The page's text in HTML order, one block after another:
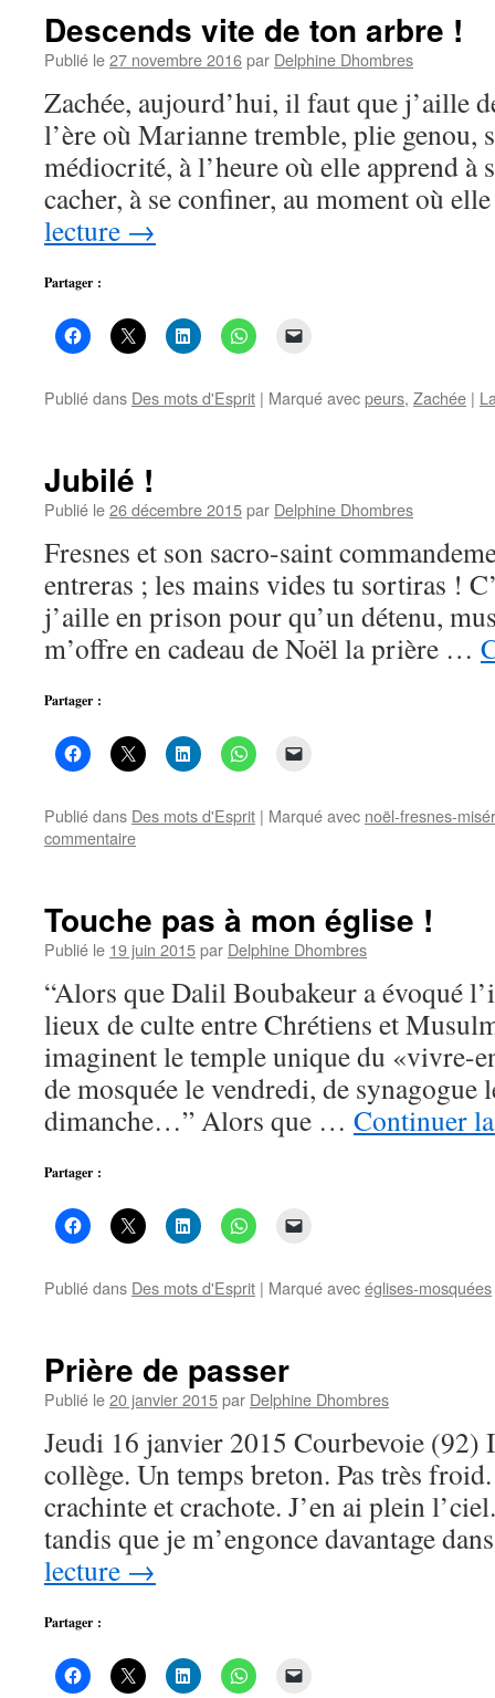
Descends vite de ton arbre !
Publié le27 novembre 2016par Delphine Dhombres
Zachée, aujourd’hui, il faut que j’aille
l’ère où Marianne tremble, plie genou,
médiocrité, à l’heure où elle apprend à
cacher, à se confiner, au moment où
lecture →
Partager :
Publié dans Des mots d'Esprit | Marqué avecpeurs, Zachée |
Jubilé !
Publié le26 décembre 2015par Delphine Dhombres
Fresnes et son sacro-saint
entreras ; les mains vides tu sortiras !
j’aille en prison pour qu’un détenu,
m’offre en cadeau de Noël la prière …
Partager :
Publié dans Des mots d'Esprit | Marqué avec noël-fresnes-
commentaire
Touche pas à mon église !
Publié le 19 juin 2015par Delphine Dhombres
“Alors que Dalil Boubakeur a évoqué
lieux de culte entre Chrétiens et
imaginent le temple unique du «vivre-
de mosquée le vendredi, de synagogue
dimanche…” Alors que … Continuer
Partager :
Publié dans Des mots d'Esprit | Marqué avecéglises-mosquées
Prière de passer
Publié le20 janvier 2015par Delphine Dhombres
Jeudi 16 janvier 2015 Courbevoie (92)
collège. Un temps breton. Pas très
crachinte et crachote. J’en ai plein
tandis que je m’engonce davantage
lecture →
Partager :